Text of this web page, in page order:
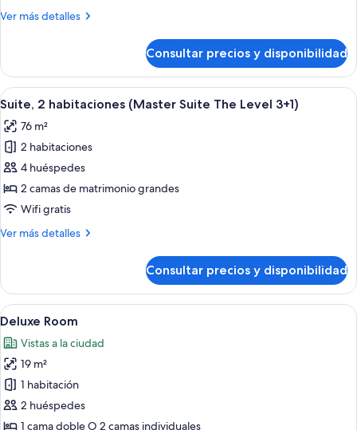
(Master
Level)
Ver más detalles
Más
2
habitaciones
(Master
The
Level)
Consultar precios y disponibilidad
Abrir
todas
las
fotos
de
Suite,
2
(Master
Level
3+1)
Habitación de hotel moderna con
8
Suite, 2 habitaciones (Master Suite The Level 3+1)
76 m²
2 habitaciones
4 huéspedes
2 camas de matrimonio grandes
Wifi gratis
Ver más detalles
Más
2
habitaciones
(Master
The
Level
3+1)
Consultar precios y disponibilidad
Abrir
todas
las
fotos
de
Deluxe
Room
Habitación de hotel con una cama
4
Deluxe Room
Vistas a la ciudad
19 m²
1 habitación
2 huéspedes
1 cama doble O 2 camas individuales